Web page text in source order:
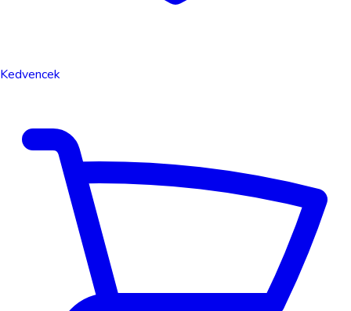
Kedvencek